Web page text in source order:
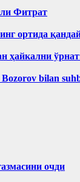
Фитрат
ортида
ҳайкални
bilan
очди